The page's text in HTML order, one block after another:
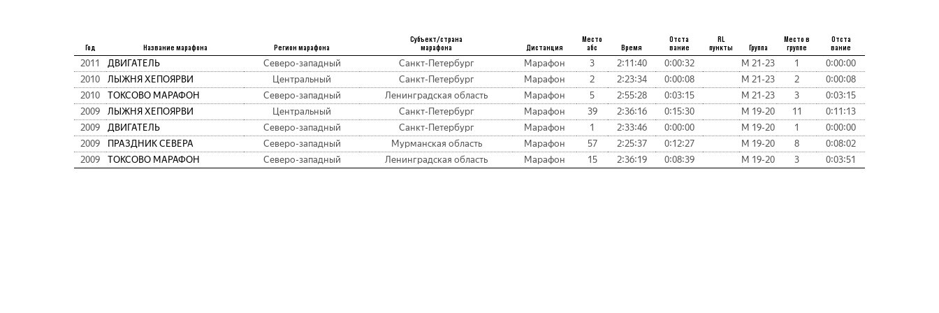
Год Название марафона Регион марафона
Субъект/страна
марафона
Дистанция
Место
абс
Время
Отста
вание
RL
пункты
Группа
Место в
группе
Отста
вание
2011 ДВИГАТЕЛЬ Северо-западный Санкт-Петербург Марафон 3 2:11:40 0:00:32 М 21-23 1
0:00:00
2010
ЛЫЖНЯ ХЕПОЯРВИ Центральный Санкт-Петербург Марафон 2 2:23:34 0:00:08 М 21-23 2
0:00:08
2010
ТОКСОВО МАРАФОН Северо-западный Ленинградская область Марафон 5 2:55:28 0:03:15 М 21-23 3
0:03:15
2009
ЛЫЖНЯ ХЕПОЯРВИ Центральный Санкт-Петербург Марафон 39 2:36:16 0:15:30 М 19-20 11
0:11:13
2009
ДВИГАТЕЛЬ Северо-западный Санкт-Петербург Марафон 1 2:33:46 0:00:00 М 19-20 1
0:00:00
2009
ПРАЗДНИК СЕВЕРА Северо-западный Мурманская область Марафон 57 2:25:37 0:12:27 М 19-20 8
0:08:02
2009
ТОКСОВО МАРАФОН Северо-западный Ленинградская область Марафон 15 2:36:19 0:08:39 М 19-20 3 0:03:51